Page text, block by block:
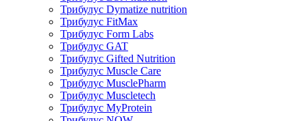
Трибулус Dymatize nutrition
Трибулус FitMax
Трибулус Form Labs
Трибулус GAT
Трибулус Gifted Nutrition
Трибулус Muscle Care
Трибулус MusclePharm
Трибулус Muscletech
Трибулус MyProtein